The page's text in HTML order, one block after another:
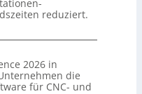
reduziert.
2026 in
die
für CNC- und